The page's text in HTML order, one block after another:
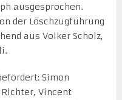
ausgesprochen.
der Löschzugführung
aus Volker Scholz,
Simon
Vincent